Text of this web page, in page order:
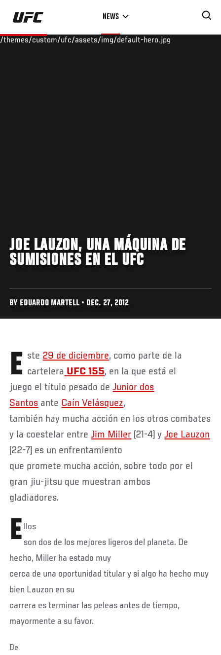
Skip
main
NEWS
/themes/custom/ufc/assets/img/default-hero.jpg
JOE LAUZON, UNA MÁQUINA DE
SUMISIONES EN EL UFC
BY EDUARDO MARTELL • DEC. 27, 2012
Este 29 de diciembre, como parte de la
cartelera UFC 155, en la que está el
juego el título pesado deJunior dos
Santos ante Caín Velásquez,
también hay mucha acción en los otros combates
y la coestelar entreJim Miller (21-4) yJoe Lauzon
(22-7) es un enfrentamiento
que promete mucha acción, sobre todo por el
gran jiu-jitsu que muestran ambos
gladiadores.
E
llos
son dos de los mejores ligeros del planeta. De
hecho, Miller ha estado muy
cerca de una oportunidad titular y si algo ha hecho muy
bien Lauzon en su
carrera es terminar las peleas antes de tiempo,
mayormente a su favor.
De